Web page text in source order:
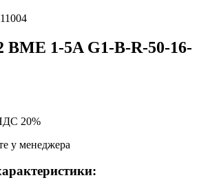
BME 1-5A G1-B-R-50-16-
20%
у менеджера